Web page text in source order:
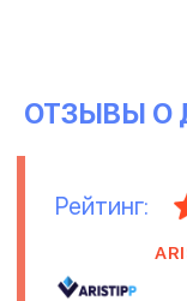
ОТЗЫВЫ О
Рейтинг: